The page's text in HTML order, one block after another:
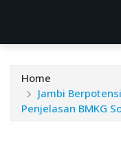
Home
Jambi
Penjelasan BMKG